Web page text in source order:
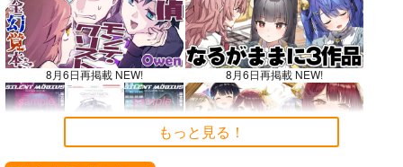
8月6日再掲載 NEW! 8月6日再掲載 NEW!
もっと見る！